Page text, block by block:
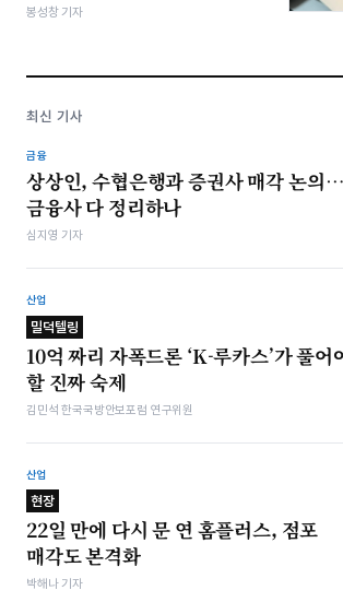
봉성창 기자
최신 기사
금융
상상인, 수협은행과 증권사 매각 논의…
금융사 다 정리하나
심지영 기자
산업
밀덕텔링
10억 짜리 자폭드론 ‘K-루카스’가 풀어
할 진짜 숙제
김민석 한국국방안보포럼 연구위원
산업
현장
22일 만에 다시 문 연 홈플러스, 점포
매각도 본격화
박해나 기자